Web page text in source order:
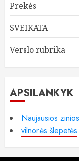
Prekės
SVEIKATA
Verslo rubrika
APSILANKYK
Naujausios zinios
vilnonės šlepetės